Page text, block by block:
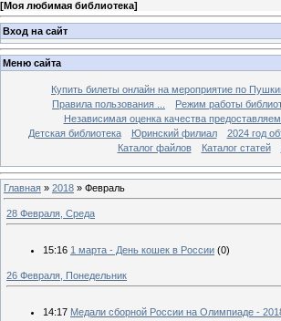
[Моя любимая библиотека]
Вход на сайт
Меню сайта
Купить билеты онлайн на мероприятие по
Правила пользования ...
Режим работы
Независимая оценка качества
Детская библиотека
Юринский филиал 2024 год
Каталог файлов
Каталог статей
Главная » 2018 » Февраль
28 Февраля, Среда
15:16 1 марта - День кошек в России (0)
26 Февраля, Понедельник
14:17 Медали сборной России на Олимпиаде -